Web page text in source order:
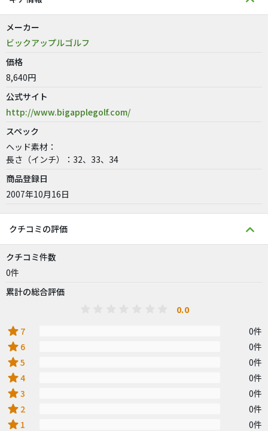
メーカー
ビックアップルゴルフ
価格
8,640円
公式サイト
http://www.bigapplegolf.com/
スペック
ヘッド素材：
長さ（インチ）：32、33、34
商品登録日
2007年10月16日
クチコミの評価
クチコミ件数
0件
累計の総合評価
0.0
star 7 0件
star 6 0件
star5 0件
star4 0件
star3 0件
star 2 0件
star 1
0件